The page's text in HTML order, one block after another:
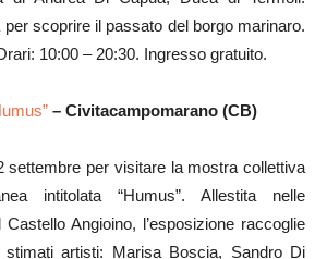
per scoprire il passato del borgo marinaro.
10:00 – 20:30. Ingresso gratuito.
– Civitacampomarano (CB)
settembre per visitare la mostra collettiva
intitolata “Humus”. Allestita nelle
Angioino, l’esposizione raccoglie
artisti: Marisa Boscia, Sandro Di